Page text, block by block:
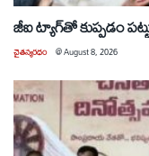
జీఐ ట్యాగ్‌తో కుప్పడం
చైతన్యరధం @August 8, 2026